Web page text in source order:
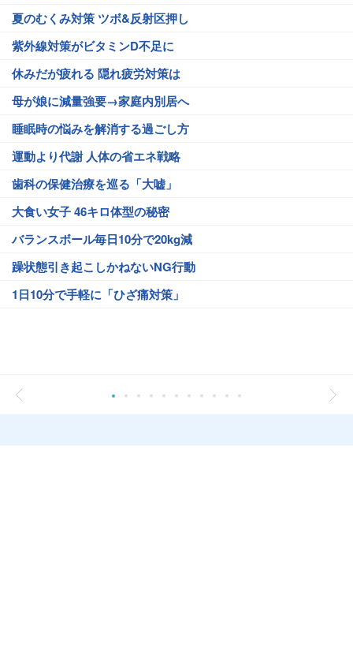
夏のむくみ対策 ツボ&反射区押し
紫外線対策がビタミンD不足に
休みだが疲れる 隠れ疲労対策は
母が娘に減量強要→家庭内別居へ
睡眠時の悩みを解消する過ごし方
運動より代謝 人体の省エネ戦略
歯科の保健治療を巡る「大嘘」
大食い女子 46キロ体型の秘密
バランスボール毎日10分で20kg減
躁状態引き起こしかねないNG行動
1日10分で手軽に「ひざ痛対策」